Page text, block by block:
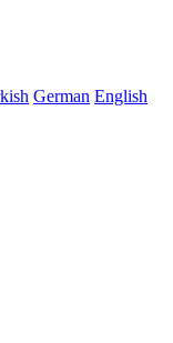
German English